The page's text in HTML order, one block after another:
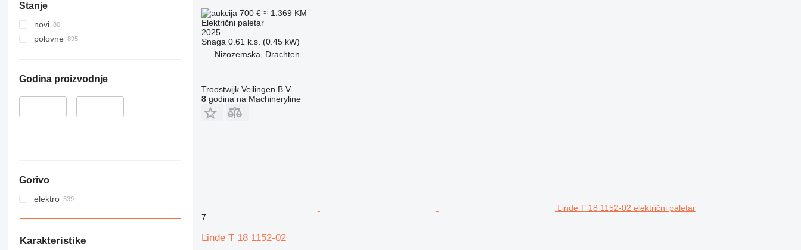
Stanje
novi
polovne
Godina proizvodnje
–
Gorivo
elektro
Karakteristike
700 € ≈ 1.369 KM
Električni paletar
2025
Snaga 0.61 k.s. (0.45 kW)
Nizozemska, Drachten
Troostwijk Veilingen B.V.
8godina na Machineryline
Linde T 18 1152-02 električni paletar
7
Linde T 18 1152-02